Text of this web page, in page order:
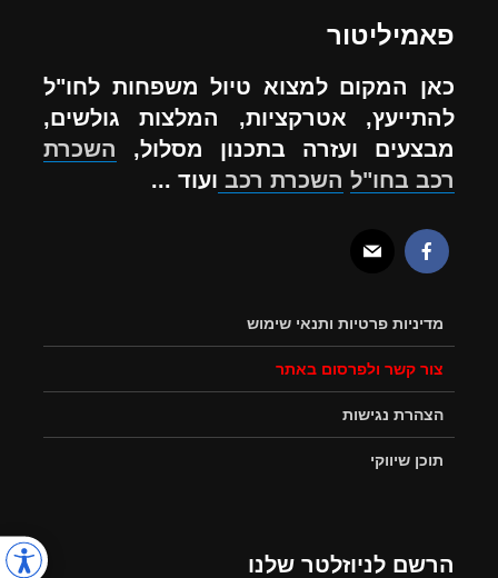
פאמיליטור
כאן המקום למצוא טיול משפחות לחו"ל
להתייעץ, אטרקציות, המלצות גולשים,
מבצעים ועזרה בתכנון מסלול, השכרת
רכב בחו"ל השכרת רכב ועוד ...
מדיניות פרטיות ותנאי שימוש
צור קשר ולפרסום באתר
הצהרת נגישות
תוכן שיווקי
הרשם לניוזלטר שלנו